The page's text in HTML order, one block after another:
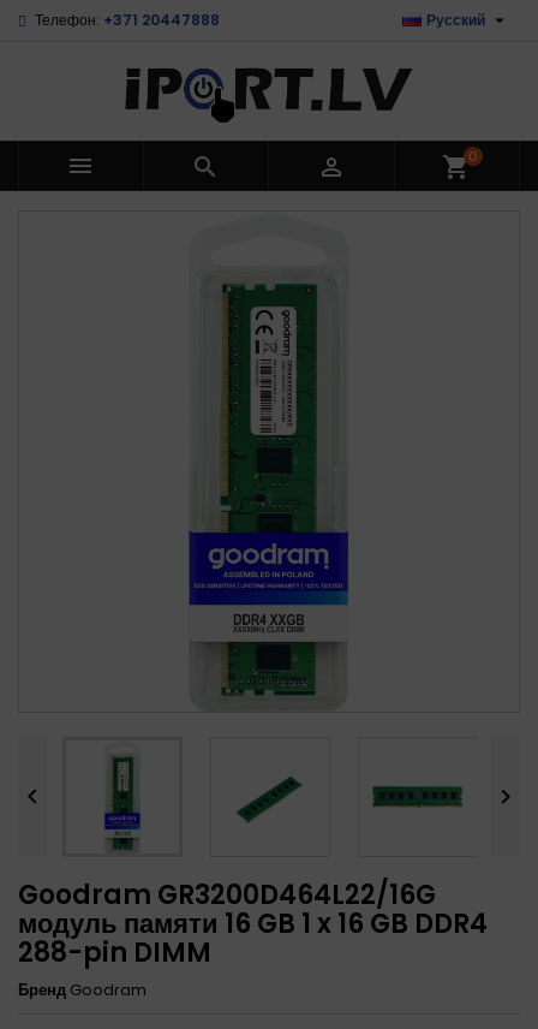
Телефон: +371 20447888 Русский 
   shopping_cart0
 
Goodram GR3200D464L22/16G
модуль памяти 16 GB 1 x 16 GB DDR4
288-pin DIMM
Бренд Goodram